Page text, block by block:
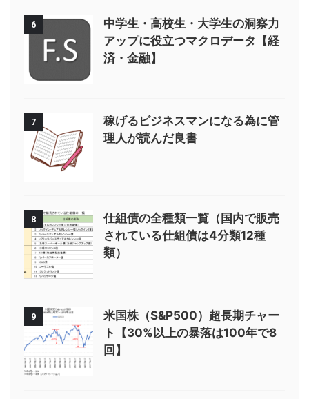
6
中学生・高校生・大学生の洞察力
アップに役立つマクロデータ【経
済・金融】
7
稼げるビジネスマンになる為に管
理人が読んだ良書
8
仕組債の全種類一覧（国内で販売
されている仕組債は4分類12種
類）
9
米国株（S&P500）超長期チャー
ト【30%以上の暴落は100年で8
回】